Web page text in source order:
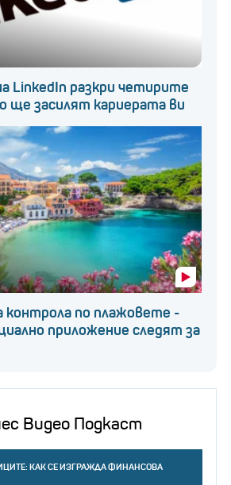
LinkedIn разкри четирите
ще засилят кариерата ви
контрола по плажовете -
приложение следят за
Видео Подкаст
КАК СЕ ИЗГРАЖДА ФИНАНСОВА